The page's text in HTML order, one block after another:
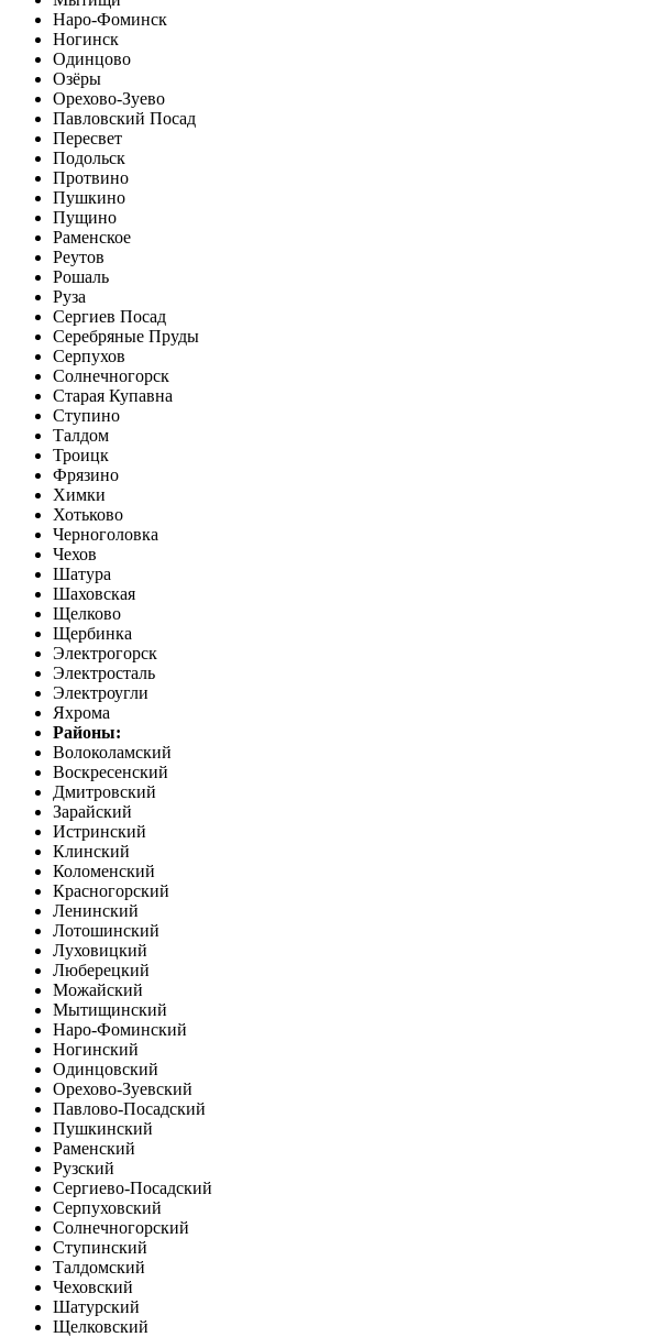
Наро-Фоминск
Ногинск
Одинцово
Озёры
Орехово-Зуево
Павловский Посад
Пересвет
Подольск
Протвино
Пушкино
Пущино
Раменское
Реутов
Рошаль
Руза
Сергиев Посад
Серебряные Пруды
Серпухов
Солнечногорск
Старая Купавна
Ступино
Талдом
Троицк
Фрязино
Химки
Хотьково
Черноголовка
Чехов
Шатура
Шаховская
Щелково
Щербинка
Электрогорск
Электросталь
Электроугли
Яхрома
Районы:
Волоколамский
Воскресенский
Дмитровский
Зарайский
Истринский
Клинский
Коломенский
Красногорский
Ленинский
Лотошинский
Луховицкий
Люберецкий
Можайский
Мытищинский
Наро-Фоминский
Ногинский
Одинцовский
Орехово-Зуевский
Павлово-Посадский
Пушкинский
Раменский
Рузский
Сергиево-Посадский
Серпуховский
Солнечногорский
Ступинский
Талдомский
Чеховский
Шатурский
Щелковский